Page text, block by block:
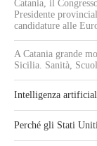
Catania, il
Presidente
candidature alle
A Catania grande
Sicilia. Sanità,
Intelligenza
Perché gli Stati